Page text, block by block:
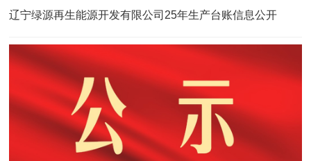
辽宁绿源再生能源开发有限公司25年生产台账信息公开